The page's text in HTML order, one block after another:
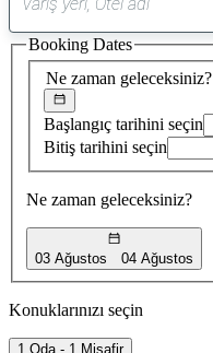
Ne zaman geleceksiniz?
Başlangıç tarihini seçin
Bitiş tarihini seçin
Ne zaman geleceksiniz?
03 Ağustos 04 Ağustos
Booking Dates
Konuklarınızı seçin
1 Oda - 1 Misafir